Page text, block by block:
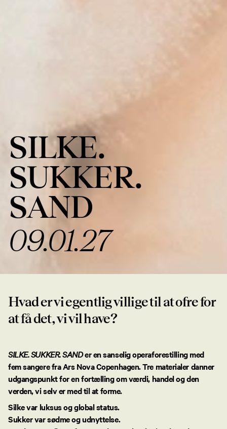
SILKE.
SUKKER.
SAND
09.01.27
Hvad er vi egentlig villige til at ofre for
at få det, vi vil have?
SILKE. SUKKER. SANDer en sanselig operaforestilling med
fem sangere fra Ars Nova Copenhagen. Tre materialer danner
udgangspunkt for en fortælling om værdi, handel og den
verden, vi selv er med til at forme.
Silkevar luksus og global status.
Sukkervar sødme og udnyttelse.